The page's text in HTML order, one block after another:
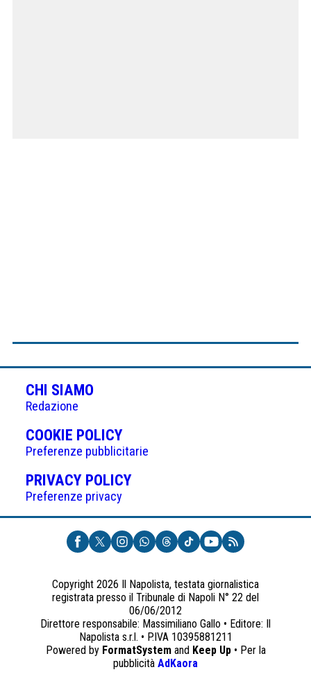
CHI SIAMO
Redazione
COOKIE POLICY(APRE
IN
UNA
NUOVA
Preferenze pubblicitarie
PRIVACY POLICY(APRE
UNA
NUOVA
SCHEDA)
Preferenze privacy
Copyright 2026 Il Napolista, testata giornalistica
registrata presso il Tribunale di Napoli N° 22 del
06/06/2012
Direttore responsabile: Massimiliano Gallo • Editore: Il
Napolista s.r.l. • P.IVA 10395881211
Powered by FormatSystemand Keep Up• Per la
pubblicità AdKaora